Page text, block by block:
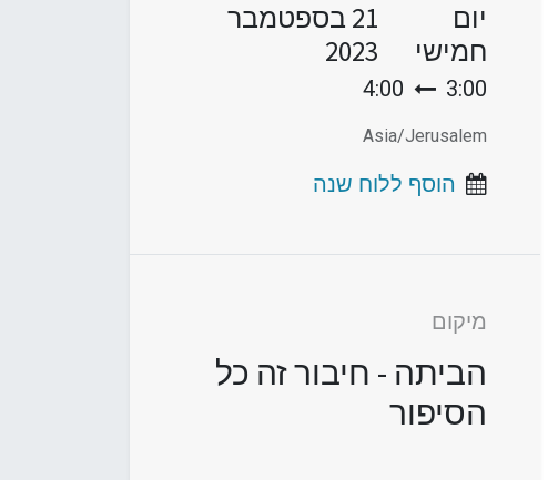
יום
חמישי
21 בספטמבר
2023
3:00
4:00
Asia/Jerusalem
הוסף ללוח שנה
מיקום
הביתה - חיבור זה כל
הסיפור